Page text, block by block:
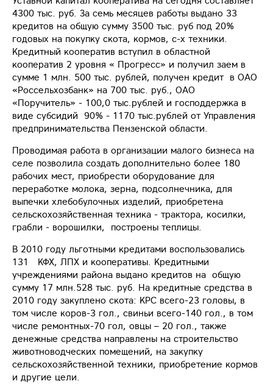
4300 тыс. руб. За семь месяцев работы выдано 33
кредитов на общую сумму 3500 тыс. руб под 20%
годовых на покупку скота, кормов, с-х техники.
Кредитный кооператив вступил в областной
кооператив 2 уровня « Прогресс» и получил заем в
сумме 1 млн. 500 тыс. рублей, получен кредит в ОАО
«Россельхозбанк» на 700 тыс. руб., ОАО
«Поручитель» - 100,0 тыс.рублей и господдержка в
виде субсидий 90% - 1170 тыс.рублей от Управления
предпринимательства Пензенской области.
Проводимая работа в организации малого бизнеса на
селе позволила создать дополнительно более 180
рабочих мест, приобрести оборудование для
переработке молока, зерна, подсолнечника, для
выпечки хлебобулочных изделий, приобретена
сельскохозяйственная техника - трактора, косилки,
грабли - ворошилки, построены теплицы.
В 2010 году льготными кредитами воспользовались
131 КФХ, ЛПХ и кооперативы. Кредитными
учреждениями района выдано кредитов на общую
сумму 17 млн.528 тыс. руб. На кредитные средства в
2010 году закуплено скота: КРС всего-23 головы, в
том числе коров-3 гол., свиньи всего-140 гол., в том
числе ремонтных-70 гол, овцы – 20 гол., также
денежные средства направлены на строительство
животноводческих помещений, на закупку
сельскохозяйственной техники, приобретение кормов
и другие цели.